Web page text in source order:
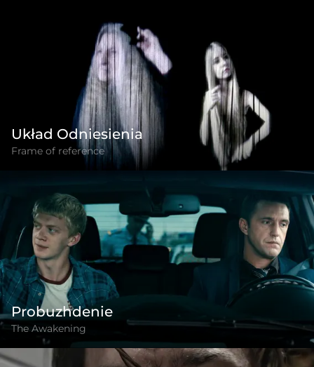
Układ Odniesienia
Frame of reference
Probuzhdenie
The Awakening